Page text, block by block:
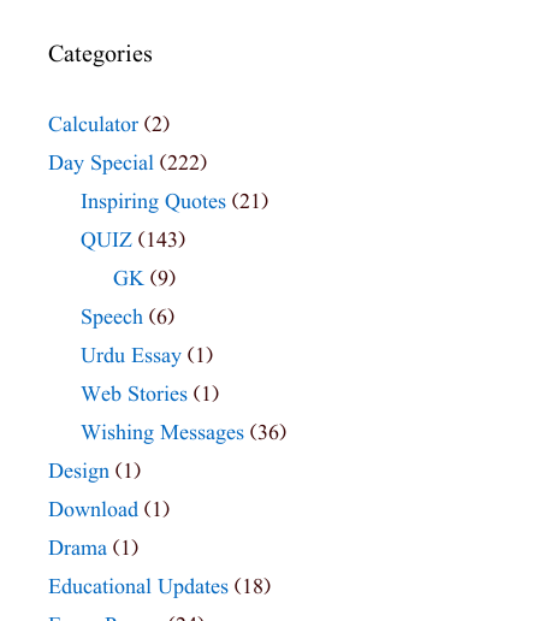
Categories
Calculator (2)
Day Special (222)
Inspiring Quotes (21)
QUIZ (143)
GK (9)
Speech (6)
Urdu Essay (1)
Web Stories (1)
Wishing Messages (36)
Design (1)
Download (1)
Drama (1)
Educational Updates (18)